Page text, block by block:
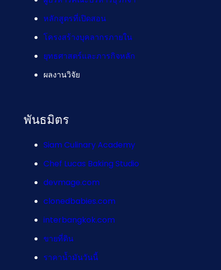
หลักสูตรที่เปิดสอน
โครงสร้างบุคลากรภายใน
ยุทธศาสตร์และภารกิจหลัก
ผลงานวิจัย
พันธมิตร
Siam Culinary Academy
Chef Lucas Baking Studio
devmage.com
clonedbabies.com
interbangkok.com
ขายที่ดิน
ราคาน้ำมันวันนี้